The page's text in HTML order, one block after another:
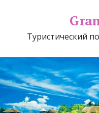
Туристический